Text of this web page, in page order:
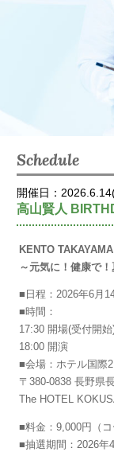
Schedule
開催日：
高山賢人
KENTO
～元気に！健康で
■日程：2026年6月
■時間：
17:30 開場(受付開始
18:00 開演
■会場：ホテル国際
〒380-0838 長野県
The HOTEL
■料金：9,000円（
■抽選期間：2026年